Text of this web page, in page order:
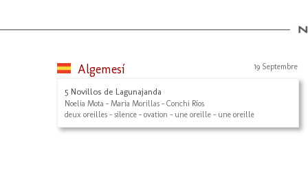
Algemesí 19 Septembre
5 Novillos de Lagunajanda
Noelia Mota - Maria Morillas - Conchi Ríos
deux oreilles - silence - ovation - une oreille - une oreille